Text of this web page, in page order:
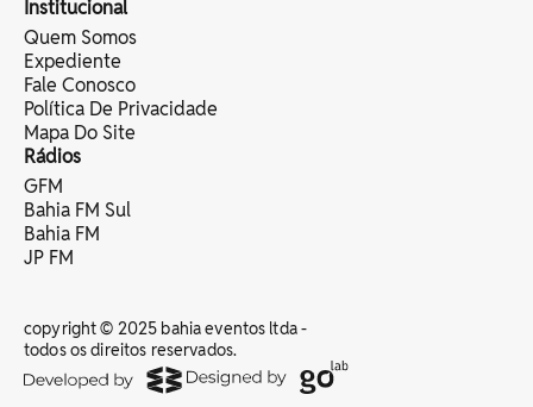
Institucional
Quem Somos
Expediente
Fale Conosco
Política De Privacidade
Mapa Do Site
Rádios
GFM
Bahia FM Sul
Bahia FM
JP FM
copyright © 2025 bahia eventos ltda -
todos os direitos reservados.